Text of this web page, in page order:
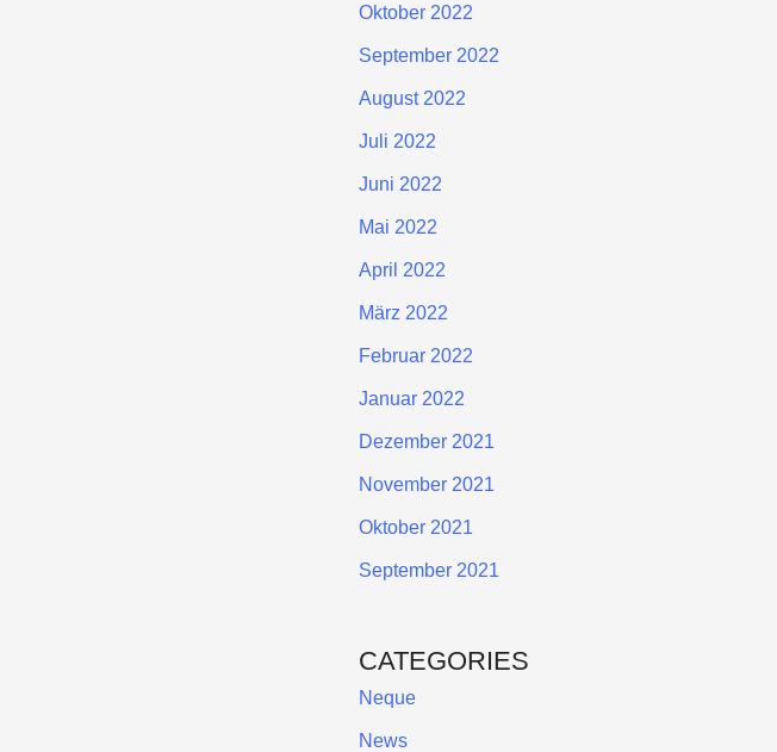
Oktober 2022
September 2022
August 2022
Juli 2022
Juni 2022
Mai 2022
April 2022
März 2022
Februar 2022
Januar 2022
Dezember 2021
November 2021
Oktober 2021
September 2021
CATEGORIES
Neque
News